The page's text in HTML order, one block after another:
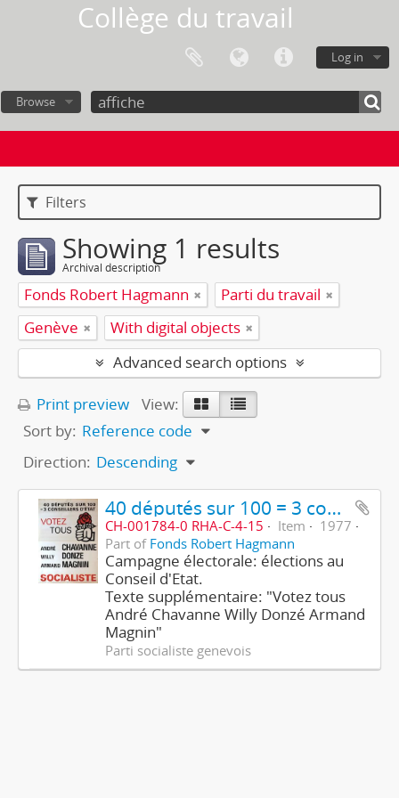
Collège du travail
Log in
Browse
Filters
Showing 1 results
Archival description
Fonds Robert Hagmann
Parti du travail
Genève
With digital objects
Advanced search options
Print preview
View:
Sort by: Reference code
Direction: Descending
40 députés sur 100 = 3 conseillers d'Etat - Socialiste
CH-001784-0 RHA-C-4-15 Item
1977
Part of Fonds Robert Hagmann
Campagne électorale: élections au
Conseil d'Etat.
Texte supplémentaire: "Votez tous
André Chavanne Willy Donzé Armand
Magnin"
Parti socialiste genevois